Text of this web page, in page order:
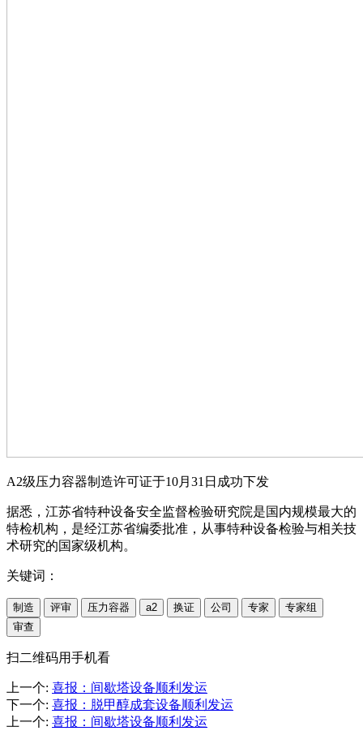
A2级压力容器制造许可证于10月31日成功下发
据悉，江苏省特种设备安全监督检验研究院是国内规模最大的
特检机构，是经江苏省编委批准，从事特种设备检验与相关技
术研究的国家级机构。
关键词：
制造 评审 压力容器 a2 换证 公司 专家
专家组
审查
扫二维码用手机看
上一个: 喜报：间歇塔设备顺利发运
下一个: 喜报：脱甲醇成套设备顺利发运
上一个: 喜报：间歇塔设备顺利发运